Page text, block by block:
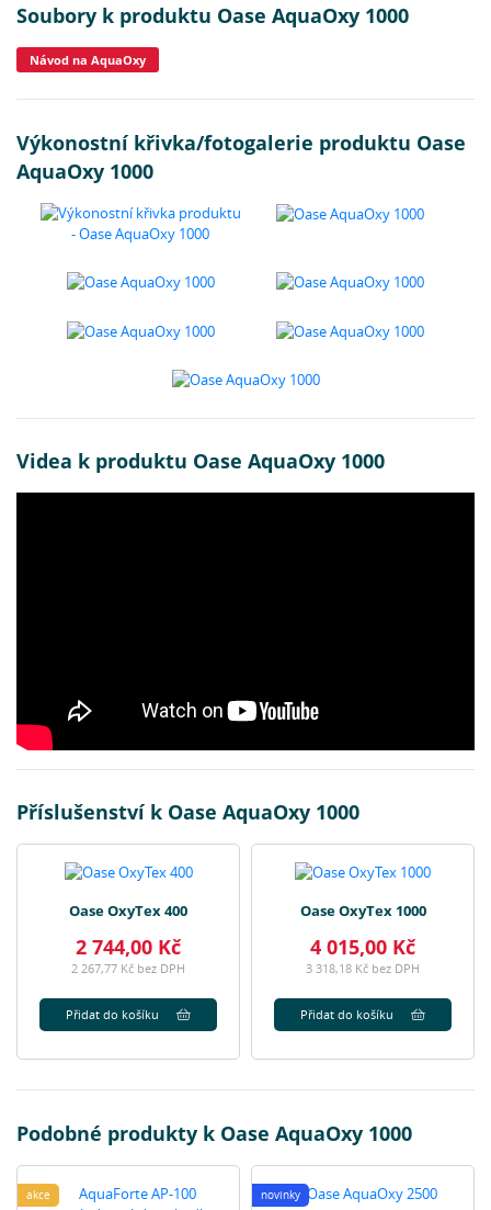
Soubory k produktu Oase AquaOxy 1000
Návod na AquaOxy
Výkonostní křivka/fotogalerie produktu Oase
AquaOxy 1000
Videa k produktu Oase AquaOxy 1000
Příslušenství k Oase AquaOxy 1000
Oase OxyTex 400
2 744,00 Kč
2 267,77 Kč bez DPH
Přidat do košíku
Oase OxyTex 1000
4 015,00 Kč
3 318,18 Kč bez DPH
Přidat do košíku
Podobné produkty k Oase AquaOxy 1000
akce
novinky